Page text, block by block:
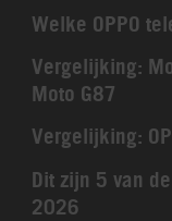
Welke OPPO
Vergelijking:
Moto G87
Vergelijking:
Dit zijn 5 van
2026